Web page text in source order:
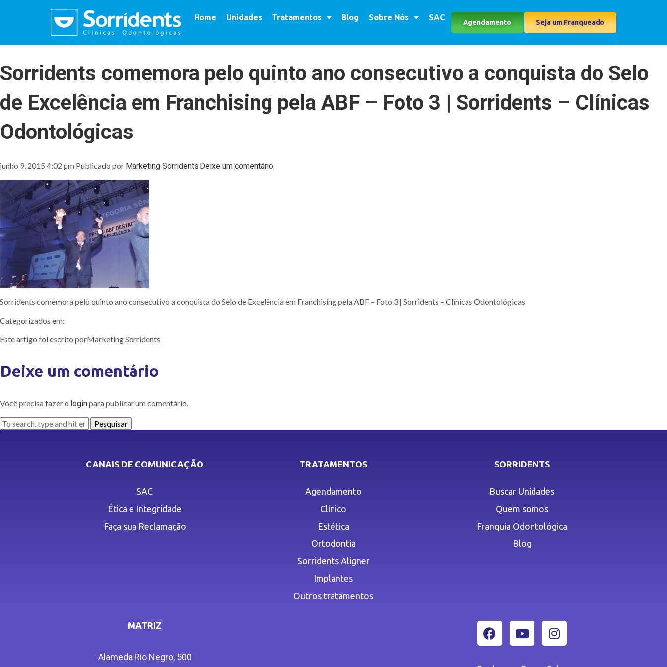
Home Unidades Tratamentos Blog Sobre Nós SAC
Agendamento Seja um Franqueado
Sorridents comemora pelo quinto ano consecutivo a conquista do Selo
de Excelência em Franchising pela ABF – Foto 3 | Sorridents – Clínicas
Odontológicas
junho 9, 2015 4:02 pm Publicado por Marketing Sorridents Deixe um comentário
Sorridents comemora pelo quinto ano consecutivo a conquista do Selo de Excelência em Franchising pela ABF – Foto 3 | Sorridents – Clínicas Odontológicas
Categorizados em:
Este artigo foi escrito porMarketing Sorridents
Deixe um comentário
Você precisa fazer o loginpara publicar um comentário.
Pesquisar
CANAIS DE COMUNICAÇÃO
SAC
Ética e Integridade
Faça sua Reclamação
TRATAMENTOS
Agendamento
Clínico
Estética
Ortodontia
Sorridents Aligner
Implantes
Outros tratamentos
SORRIDENTS
Buscar Unidades
Quem somos
Franquia Odontológica
Blog
MATRIZ
Alameda Rio Negro, 500